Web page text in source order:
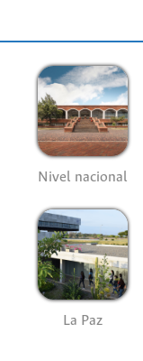
Nivel nacional
La Paz